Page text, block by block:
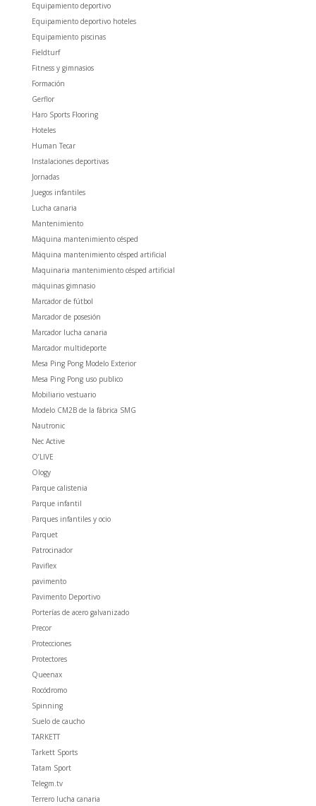
Equipamiento deportivo
Equipamiento deportivo hoteles
Equipamiento piscinas
Fieldturf
Fitness y gimnasios
Formación
Gerflor
Haro Sports Flooring
Hoteles
Human Tecar
Instalaciones deportivas
Jornadas
Juegos infantiles
Lucha canaria
Mantenimiento
Máquina mantenimiento césped
Máquina mantenimiento césped artificial
Maquinaria mantenimiento césped artificial
máquinas gimnasio
Marcador de fútbol
Marcador de posesión
Marcador lucha canaria
Marcador multideporte
Mesa Ping Pong Modelo Exterior
Mesa Ping Pong uso publico
Mobiliario vestuario
Modelo CM2B de la fábrica SMG
Nautronic
Nec Active
O’LIVE
Ology
Parque calistenia
Parque infantil
Parques infantiles y ocio
Parquet
Patrocinador
Paviflex
pavimento
Pavimento Deportivo
Porterías de acero galvanizado
Precor
Protecciones
Protectores
Queenax
Rocódromo
Spinning
Suelo de caucho
TARKETT
Tarkett Sports
Tatam Sport
Telegm.tv
Terrero lucha canaria